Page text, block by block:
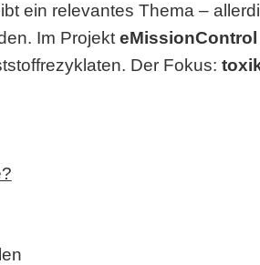
ein relevantes Thema –
Im Projekt eMissionControl
Der Fokus: